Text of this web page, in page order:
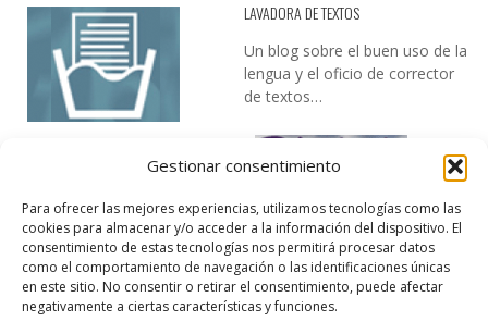
Gestionar consentimiento
Para ofrecer las mejores experiencias, utilizamos tecnologías como las
cookies para almacenar y/o acceder a la información del dispositivo. El
consentimiento de estas tecnologías nos permitirá procesar datos
como el comportamiento de navegación o las identificaciones únicas
en este sitio. No consentir o retirar el consentimiento, puede afectar
negativamente a ciertas características y funciones.
LAVADORA DE TEXTOS
Un blog sobre el buen uso de la
lengua y el oficio de corrector
de textos…
DESIREE MARTÍN
…la realidad, es que cada día es más complicado realizar esos